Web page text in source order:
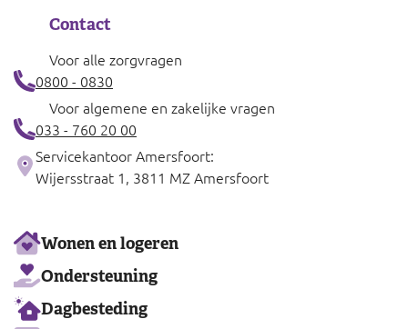
Contact
Voor alle zorgvragen
0800 - 0830
Voor algemene en zakelijke vragen
033 - 760 20 00
Servicekantoor Amersfoort:
Wijersstraat 1, 3811 MZ Amersfoort
Ons
aanbod
Wonen en logeren
Ondersteuning
Dagbesteding